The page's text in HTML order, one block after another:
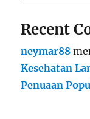
Recent
neymar88
Kesehatan
Penuaan